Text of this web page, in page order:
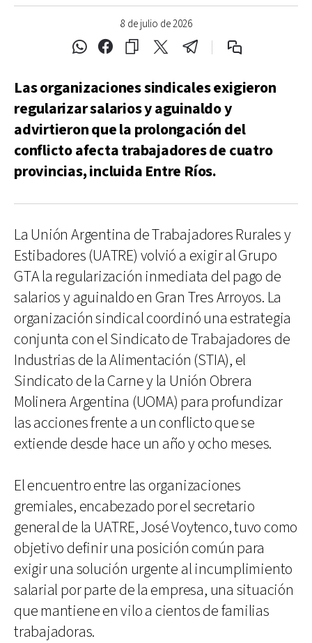
8 de julio de 2026
Las organizaciones sindicales exigieron
regularizar salarios y aguinaldo y
advirtieron que la prolongación del
conflicto afecta trabajadores de cuatro
provincias, incluida Entre Ríos.
La Unión Argentina de Trabajadores Rurales y
Estibadores (UATRE) volvió a exigir al Grupo
GTA la regularización inmediata del pago de
salarios y aguinaldo en Gran Tres Arroyos. La
organización sindical coordinó una estrategia
conjunta con el Sindicato de Trabajadores de
Industrias de la Alimentación (STIA), el
Sindicato de la Carne y la Unión Obrera
Molinera Argentina (UOMA) para profundizar
las acciones frente a un conflicto que se
extiende desde hace un año y ocho meses.
El encuentro entre las organizaciones
gremiales, encabezado por el secretario
general de la UATRE, José Voytenco, tuvo como
objetivo definir una posición común para
exigir una solución urgente al incumplimiento
salarial por parte de la empresa, una situación
que mantiene en vilo a cientos de familias
trabajadoras.